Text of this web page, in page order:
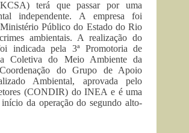
terá que passar por uma
independente. A empresa foi
Público do Estado do Rio
ambientais. A realização do
indicada pela 3ª Promotoria de
Coletiva do Meio Ambiente da
do Grupo de Apoio
Ambiental, aprovada pelo
(CONDIR) do INEA e é uma
da operação do segundo alto-